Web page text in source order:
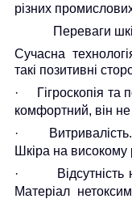
різних
Переваги
Сучасна
такі позитивні
·
Гігроскопія та
комфортний, він
·
Шкіра на високому
·
Матеріал